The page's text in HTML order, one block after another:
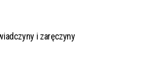
i zaręczyny